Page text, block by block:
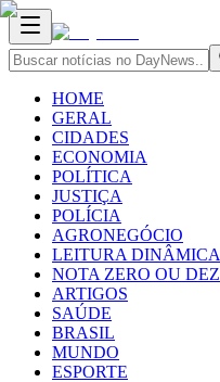
HOME
GERAL
CIDADES
ECONOMIA
POLÍTICA
JUSTIÇA
POLÍCIA
AGRONEGÓCIO
LEITURA DINÂMICA
NOTA ZERO OU DEZ
ARTIGOS
SAÚDE
BRASIL
MUNDO
ESPORTE